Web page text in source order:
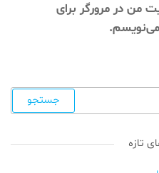
من در مرورگر برای
می‌نویسم.
تازه